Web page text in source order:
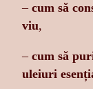
– cum să
viu,
– cum să
uleiuri